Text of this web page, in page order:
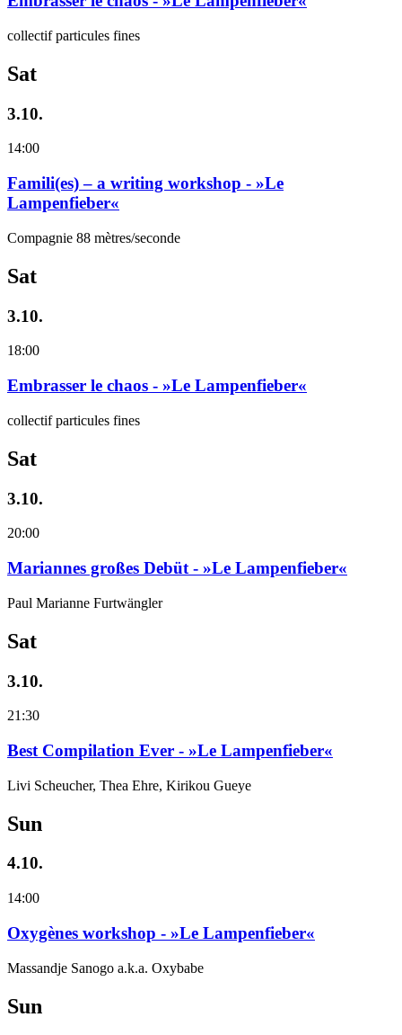
collectif particules fines
Sat
3.10.
14:00
Famili(es) – a writing workshop - »Le
Lampenfieber«
Compagnie 88 mètres/seconde
Sat
3.10.
18:00
Embrasser le chaos - »Le Lampenfieber«
collectif particules fines
Sat
3.10.
20:00
Mariannes großes Debüt - »Le Lampenfieber«
Paul Marianne Furtwängler
Sat
3.10.
21:30
Best Compilation Ever - »Le Lampenfieber«
Livi Scheucher, Thea Ehre, Kirikou Gueye
Sun
4.10.
14:00
Oxygènes workshop - »Le Lampenfieber«
Massandje Sanogo a.k.a. Oxybabe
Sun